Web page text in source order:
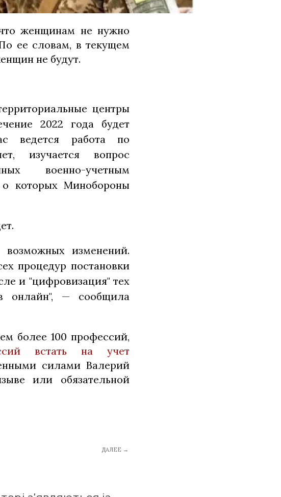
женщинам не нужно
ее словам, в текущем
не будут.
центры
2022 года будет
ведется работа по
изучается вопрос
военно-учетным
о которых Минобороны
возможных изменений.
процедур постановки
и "цифровизация" тех
онлайн", — сообщила
более 100 профессий,
встать на учет
силами Валерий
или обязательной
ДАЛЕЕ →